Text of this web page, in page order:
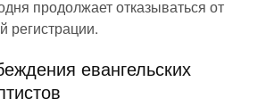
продолжает отказываться от
регистрации.
евангельских